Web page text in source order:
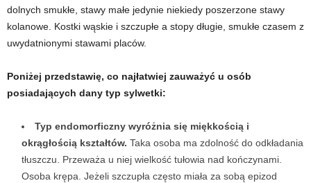
dolnych smukłe, stawy małe jedynie niekiedy poszerzone stawy
kolanowe. Kostki wąskie i szczupłe a stopy długie, smukłe czasem z
uwydatnionymi stawami placów.
Poniżej przedstawię, co najłatwiej zauważyć u osób
posiadających dany typ sylwetki:
Typ endomorficzny wyróżnia się miękkością i
okrągłością kształtów. Taka osoba ma zdolność do odkładania
tłuszczu. Przeważa u niej wielkość tułowia nad kończynami.
Osoba krępa. Jeżeli szczupła często miała za sobą epizod